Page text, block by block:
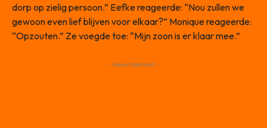
dorp op zielig persoon.” Eefke reageerde: “Nou zullen we
gewoon even lief blijven voor elkaar?” Monique reageerde:
“Opzouten.” Ze voegde toe: “Mijn zoon is er klaar mee.”
- Advertisement -